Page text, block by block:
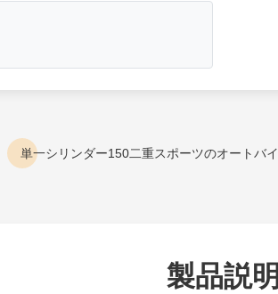
単一シリンダー150二重スポーツのオートバイ
製品説明